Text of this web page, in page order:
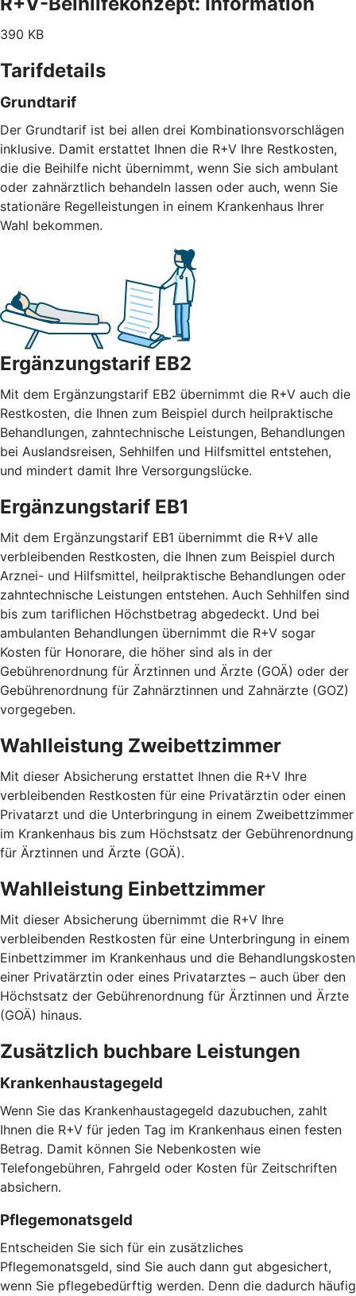
390 KB
Tarifdetails
Grundtarif
Der Grundtarif ist bei allen drei Kombinationsvorschlägen
inklusive. Damit erstattet Ihnen die R+V Ihre Restkosten,
die die Beihilfe nicht übernimmt, wenn Sie sich ambulant
oder zahnärztlich behandeln lassen oder auch, wenn Sie
stationäre Regelleistungen in einem Krankenhaus Ihrer
Wahl bekommen.
Ergänzungstarif EB2
Mit dem Ergänzungstarif EB2 übernimmt die R+V auch die
Restkosten, die Ihnen zum Beispiel durch heilpraktische
Behandlungen, zahntechnische Leistungen, Behandlungen
bei Auslandsreisen, Sehhilfen und Hilfsmittel entstehen,
und mindert damit Ihre Versorgungslücke.
Ergänzungstarif EB1
Mit dem Ergänzungstarif EB1 übernimmt die R+V alle
verbleibenden Restkosten, die Ihnen zum Beispiel durch
Arznei- und Hilfsmittel, heilpraktische Behandlungen oder
zahntechnische Leistungen entstehen. Auch Sehhilfen sind
bis zum tariflichen Höchstbetrag abgedeckt. Und bei
ambulanten Behandlungen übernimmt die R+V sogar
Kosten für Honorare, die höher sind als in der
Gebührenordnung für Ärztinnen und Ärzte (GOÄ) oder der
Gebührenordnung für Zahnärztinnen und Zahnärzte (GOZ)
vorgegeben.
Wahlleistung Zweibettzimmer
Mit dieser Absicherung erstattet Ihnen die R+V Ihre
verbleibenden Restkosten für eine Privatärztin oder einen
Privatarzt und die Unterbringung in einem Zweibettzimmer
im Krankenhaus bis zum Höchstsatz der Gebührenordnung
für Ärztinnen und Ärzte (GOÄ).
Wahlleistung Einbettzimmer
Mit dieser Absicherung übernimmt die R+V Ihre
verbleibenden Restkosten für eine Unterbringung in einem
Einbettzimmer im Krankenhaus und die Behandlungskosten
einer Privatärztin oder eines Privatarztes – auch über den
Höchstsatz der Gebührenordnung für Ärztinnen und Ärzte
(GOÄ) hinaus.
Zusätzlich buchbare Leistungen
Krankenhaustagegeld
Wenn Sie das Krankenhaustagegeld dazubuchen, zahlt
Ihnen die R+V für jeden Tag im Krankenhaus einen festen
Betrag. Damit können Sie Nebenkosten wie
Telefongebühren, Fahrgeld oder Kosten für Zeitschriften
absichern.
Pflegemonatsgeld
Entscheiden Sie sich für ein zusätzliches
Pflegemonatsgeld, sind Sie auch dann gut abgesichert,
wenn Sie pflegebedürftig werden. Denn die dadurch häufig